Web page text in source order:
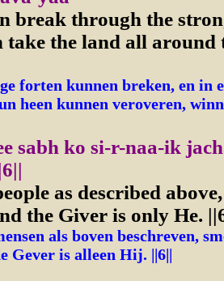
break through the
take the land all around
forten kunnen breken, en in
heen kunnen veroveren,
sabh ko si-r-naa-ik
as described
the Giver is only He.
als boven beschreven,
Gever is alleen Hij. ||6||